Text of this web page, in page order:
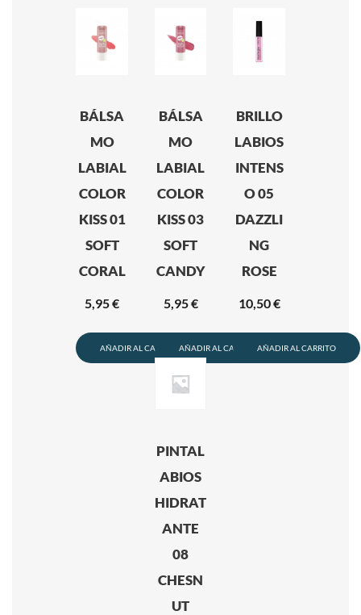
BÁLSA
MO
LABIAL
COLOR
KISS 01
SOFT
CORAL
5,95€
AÑADIR AL CARRITO
BÁLSA
MO
LABIAL
COLOR
KISS 03
SOFT
CANDY
5,95€
AÑADIR AL CARRITO
BRILLO
LABIOS
INTENS
O 05
DAZZLI
NG
ROSE
10,50€
AÑADIR AL CARRITO
PINTAL
ABIOS
HIDRAT
ANTE
08
CHESN
UT